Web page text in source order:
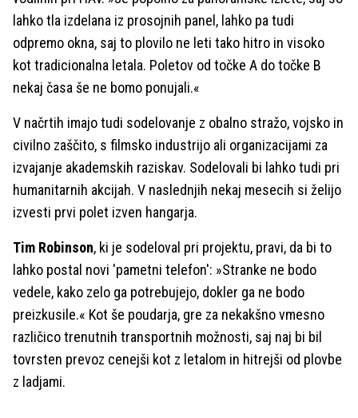
lahko tla izdelana iz prosojnih panel, lahko pa tudi
odpremo okna, saj to plovilo ne leti tako hitro in visoko
kot tradicionalna letala. Poletov od točke A do točke B
nekaj časa še ne bomo ponujali.«
V načrtih imajo tudi sodelovanje z obalno stražo, vojsko in
civilno zaščito, s filmsko industrijo ali organizacijami za
izvajanje akademskih raziskav. Sodelovali bi lahko tudi pri
humanitarnih akcijah. V naslednjih nekaj mesecih si želijo
izvesti prvi polet izven hangarja.
Tim Robinson, ki je sodeloval pri projektu, pravi, da bi to
lahko postal novi 'pametni telefon': »Stranke ne bodo
vedele, kako zelo ga potrebujejo, dokler ga ne bodo
preizkusile.« Kot še poudarja, gre za nekakšno vmesno
različico trenutnih transportnih možnosti, saj naj bi bil
tovrsten prevoz cenejši kot z letalom in hitrejši od plovbe
z ladjami.